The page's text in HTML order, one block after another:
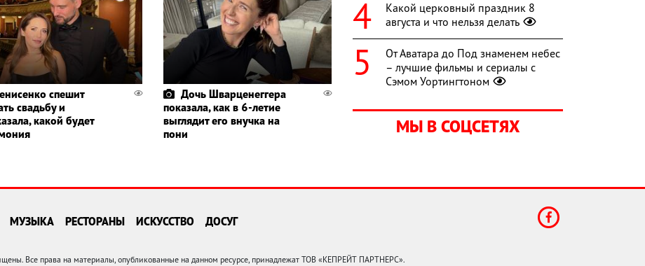
спешит
свадьбу и
какой будет
Дочь Шварценеггера
показала, как в 6-летие
выглядит его внучка на
пони
Какой церковный праздник 8
августа и что нельзя делать
От Аватара до Под знаменем небес
– лучшие фильмы и сериалы с
Сэмом Уортингтоном
МЫ В СОЦСЕТЯХ
МУЗЫКА РЕСТОРАНЫ ИСКУССТВО ДОСУГ
Все права на материалы, опубликованные на данном ресурсе, принадлежат ТОВ «КЕПРЕЙТ ПАРТНЕРС».